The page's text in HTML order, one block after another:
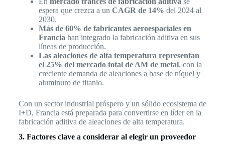
espera que crezca a un CAGR de 14% del 2024 al
2030.
Más de 60% de fabricantes aeroespaciales en
Francia han integrado la fabricación aditiva en sus
líneas de producción.
Las aleaciones de alta temperatura representan
el 25% del mercado total de AM de metal, con la
creciente demanda de aleaciones a base de níquel y
aluminuro de titanio.
Con un sector industrial próspero y un sólido ecosistema de
I+D, Francia está preparada para convertirse en líder en la
fabricación aditiva de aleaciones de alta temperatura.
3. Factores clave a considerar al elegir un proveedor